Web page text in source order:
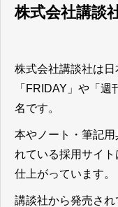
株式会社講談
株式会社講談社は日
「FRIDAY」や「
名です。
本やノート・筆記
れている採用サイ
仕上がっています。
講談社から発売さ